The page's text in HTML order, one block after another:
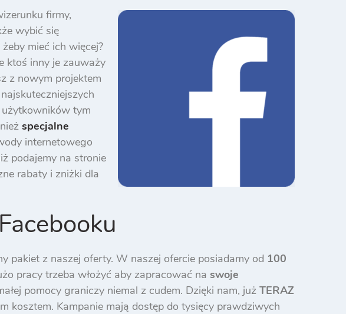
firmy,
wybić się
mieć ich więcej?
ktoś inny je zauważy
z nowym projektem
tym
specjalne
internetowego
podajemy na stronie
rabaty i zniżki dla
pakiet z naszej oferty. W naszej ofercie posiadamy od 100
pracy trzeba włożyć aby zapracować na swoje
pomocy graniczy niemal z cudem. Dzięki nam, już TERAZ
kosztem. Kampanie mają dostęp do tysięcy prawdziwych